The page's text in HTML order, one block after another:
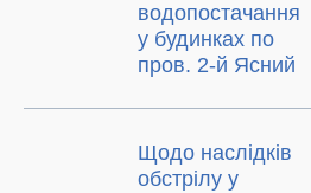
водопостачання
у будинках по
пров. 2-й Ясний
Щодо наслідків
обстрілу у